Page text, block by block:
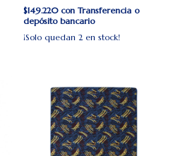
$149.220 con Transferencia o
depósito bancario
¡Solo quedan 2 en stock!